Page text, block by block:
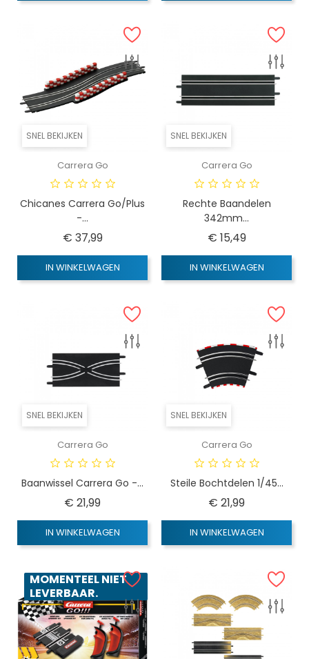
SNEL BEKIJKEN
Carrera Go
Chicanes Carrera Go/Plus
-...
€ 37,99Prijs
IN WINKELWAGEN
SNEL BEKIJKEN
Carrera Go
Rechte Baandelen
342mm...
€ 15,49Prijs
IN WINKELWAGEN
SNEL BEKIJKEN
Carrera Go
Baanwissel Carrera Go -...
€ 21,99Prijs
IN WINKELWAGEN
SNEL BEKIJKEN
Carrera Go
Steile Bochtdelen 1/45...
€ 21,99Prijs
IN WINKELWAGEN
MOMENTEEL NIET
LEVERBAAR.